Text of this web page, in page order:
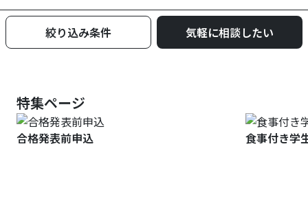
絞り込み条件 気軽に相談したい
特集ページ
合格発表前申込 食事付き学